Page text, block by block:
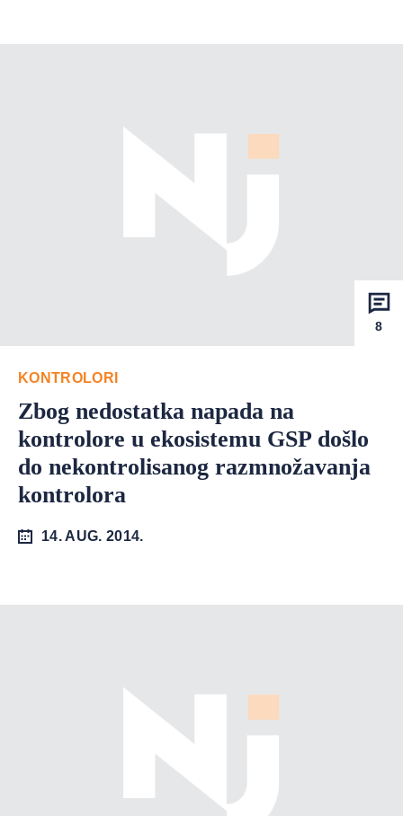
8
KONTROLORI
Zbog nedostatka napada na
kontrolore u ekosistemu GSP došlo
do nekontrolisanog razmnožavanja
kontrolora
14. AUG. 2014.